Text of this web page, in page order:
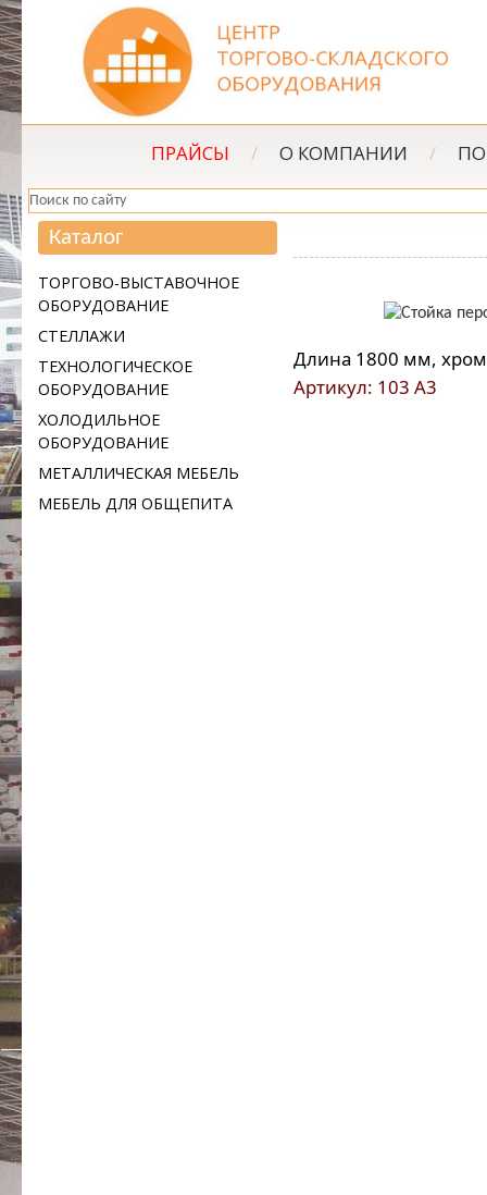
ПРАЙСЫ / О КОМПАНИИ /
Каталог
ТОРГОВО-ВЫСТАВОЧНОЕ
ОБОРУДОВАНИЕ
СТЕЛЛАЖИ
ТЕХНОЛОГИЧЕСКОЕ
ОБОРУДОВАНИЕ
ХОЛОДИЛЬНОЕ
ОБОРУДОВАНИЕ
МЕТАЛЛИЧЕСКАЯ МЕБЕЛЬ
МЕБЕЛЬ ДЛЯ ОБЩЕПИТА
Длина 1800 мм,
Артикул: 103 А3